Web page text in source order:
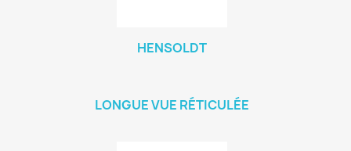
HENSOLDT
LONGUE VUE RÉTICULÉE